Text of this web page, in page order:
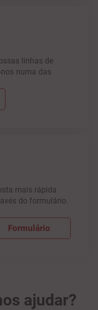
linhas de
numa das
mais rápida
do formulário.
Formulário
ajudar?